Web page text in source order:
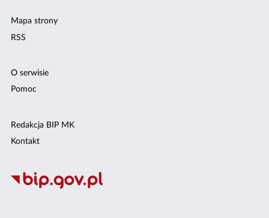
Mapa strony
RSS
O serwisie
Pomoc
Redakcja BIP MK
Kontakt